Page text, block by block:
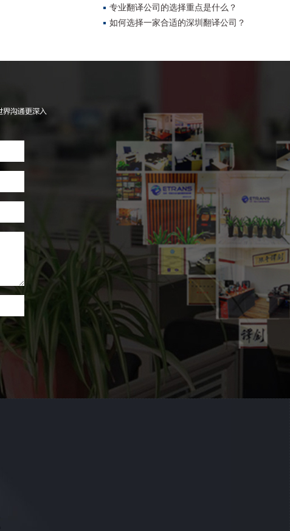
专业翻译公司的选择重点是什么？
如何选择一家合适的深圳翻译公司？